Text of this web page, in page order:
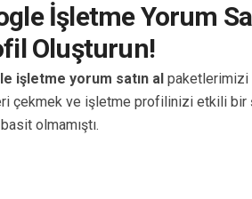
İşletme Yorum
Oluşturun!
işletme yorum satın al paketlerimizi
çekmek ve işletme profilinizi etkili bir
olmamıştı.